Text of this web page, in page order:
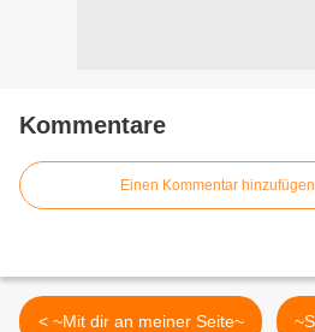
Kommentare
Einen Kommentar hinzufügen
< ~Mit dir an meiner Seite~